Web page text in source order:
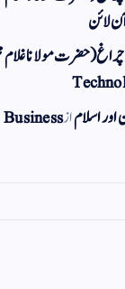
لائن
مولانا
اسلامازBusiness